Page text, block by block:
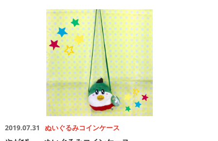
2019.07.31 ぬいぐるみコインケース